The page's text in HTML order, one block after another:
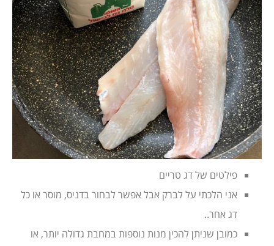
פילטים של דג טריים
אני הלכתי על לברק אבל אפשר לבחור בדניס, מוסר או כל
דג אחר..
כמובן שניתן להכין מנות נוספות במחבת גדולה יותר, או